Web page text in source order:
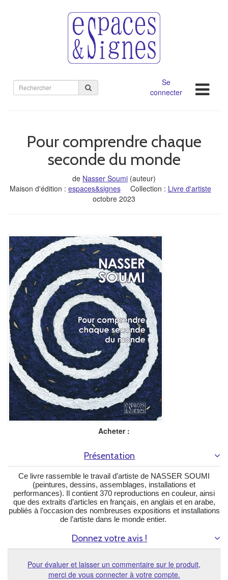
Rechercher
sur
Se
connecter
Pour comprendre chaque
seconde du monde
de Nasser Soumi (auteur)
Maison d'édition : espaces&signes Collection : Livre d'artiste
octobre 2023
Acheter :
Présentation
Ce livre rassemble le travail d’artiste de NASSER SOUMI
(peintures, dessins, assemblages, installations et
performances). Il contient 370 reproductions en couleur, ainsi
que des extraits d’articles en français, en anglais et en arabe,
publiés à l’occasion des nombreuses expositions et installations
de l’artiste dans le monde entier.
Donnez votre avis !
Pour évaluer et laisser un commentaire sur le produit,
merci de vous connecter à votre compte.